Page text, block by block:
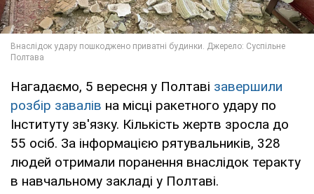
Нагадаємо, 5 вересня у Полтаві завершили
розбір завалів на місці ракетного удару по
Інституту зв'язку. Кількість жертв зросла до
55 осіб. За інформацією рятувальників, 328
людей отримали поранення внаслідок теракту
в навчальному закладі у Полтаві.